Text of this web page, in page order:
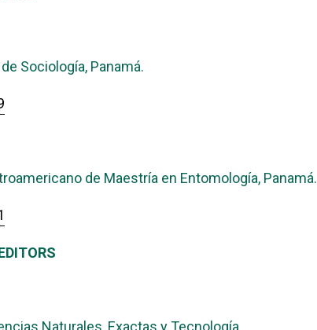
Sociología, Panamá.
de Maestría en Entomología, Panamá.
Naturales, Exactas y Tecnología,